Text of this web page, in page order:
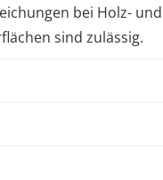
bei Holz- und
sind zulässig.